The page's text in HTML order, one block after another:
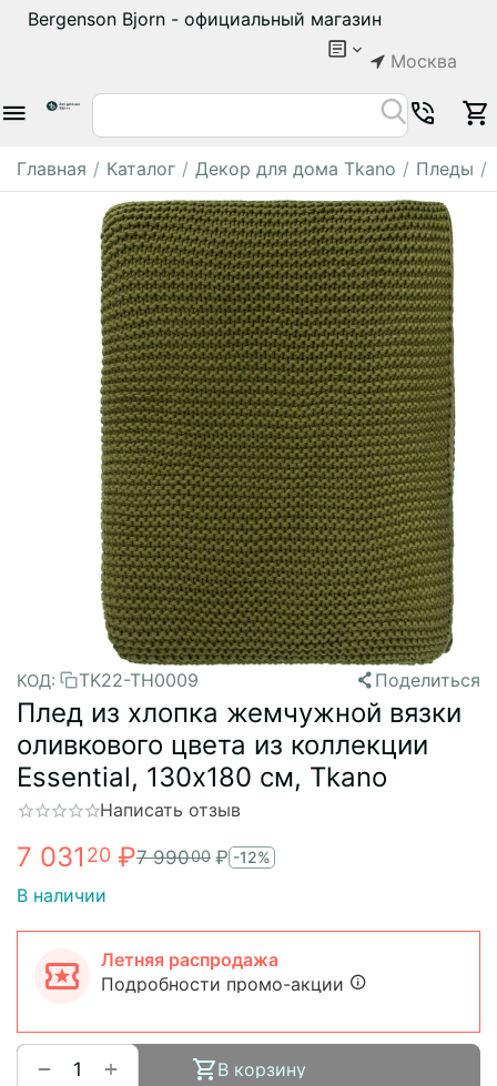
Bergenson Bjorn - официальный магазин
Москва
Главная / Каталог / Декор для дома Tkano / Пледы /
КОД: TK22-TH0009 Поделиться
Плед из хлопка жемчужной вязки
оливкового цвета из коллекции
Essential, 130х180 см, Tkano
Написать отзыв
7 031 20 ₽7 99000 ₽ -12%
В наличии
Летняя распродажа
Подробности промо-акции
+
−
В корзину